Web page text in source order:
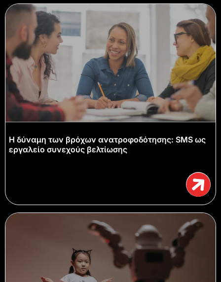
Η δύναμη των βρόχων ανατροφοδότησης: SMS ως
εργαλείο συνεχούς βελτίωσης